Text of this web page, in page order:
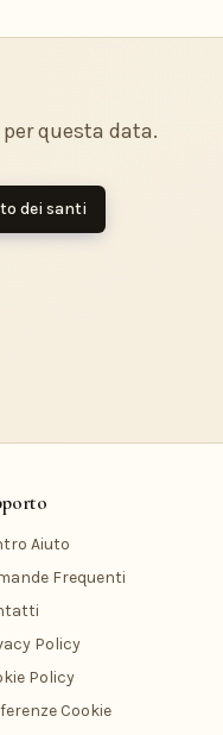
questa data.
dei santi
Aiuto
Frequenti
Policy
Policy
Cookie